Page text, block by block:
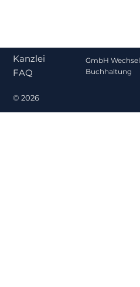
Kanzlei
FAQ
© 2026
GmbH Wechsel
Buchhaltung